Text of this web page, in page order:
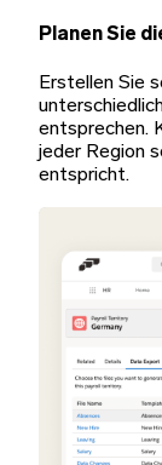
Planen Sie
Erstellen Sie
entsprechen.
jeder Region
entspricht.